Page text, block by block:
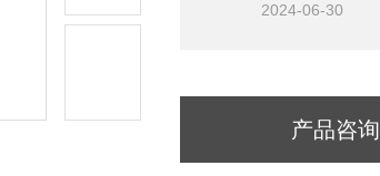
2024-06-30
产品咨询